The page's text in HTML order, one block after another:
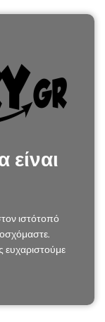
είναι
ιστότοπό
ευχαριστούμε